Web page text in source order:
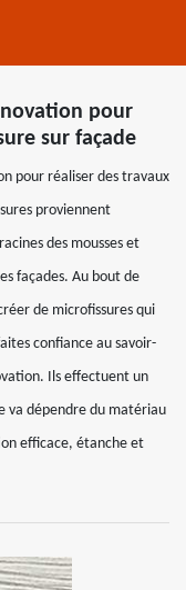
pour
sur façade
pour réaliser des travaux
proviennent
des mousses et
façades. Au bout de
de microfissures qui
confiance au savoir-
Ils effectuent un
va dépendre du matériau
efficace, étanche et